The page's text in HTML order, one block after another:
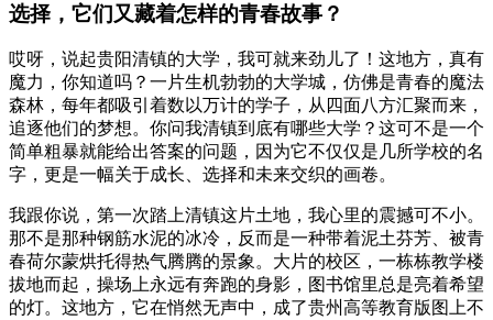
选择，它们又藏着怎样的青春故事？
哎呀，说起贵阳清镇的大学，我可就来劲儿了！这地方，真有
魔力，你知道吗？一片生机勃勃的大学城，仿佛是青春的魔法
森林，每年都吸引着数以万计的学子，从四面八方汇聚而来，
追逐他们的梦想。你问我清镇到底有哪些大学？这可不是一个
简单粗暴就能给出答案的问题，因为它不仅仅是几所学校的名
字，更是一幅关于成长、选择和未来交织的画卷。
我跟你说，第一次踏上清镇这片土地，我心里的震撼可不小。
那不是那种钢筋水泥的冰冷，反而是一种带着泥土芬芳、被青
春荷尔蒙烘托得热气腾腾的景象。大片的校区，一栋栋教学楼
拔地而起，操场上永远有奔跑的身影，图书馆里总是亮着希望
的灯。这地方，它在悄然无声中，成了贵州高等教育版图上不